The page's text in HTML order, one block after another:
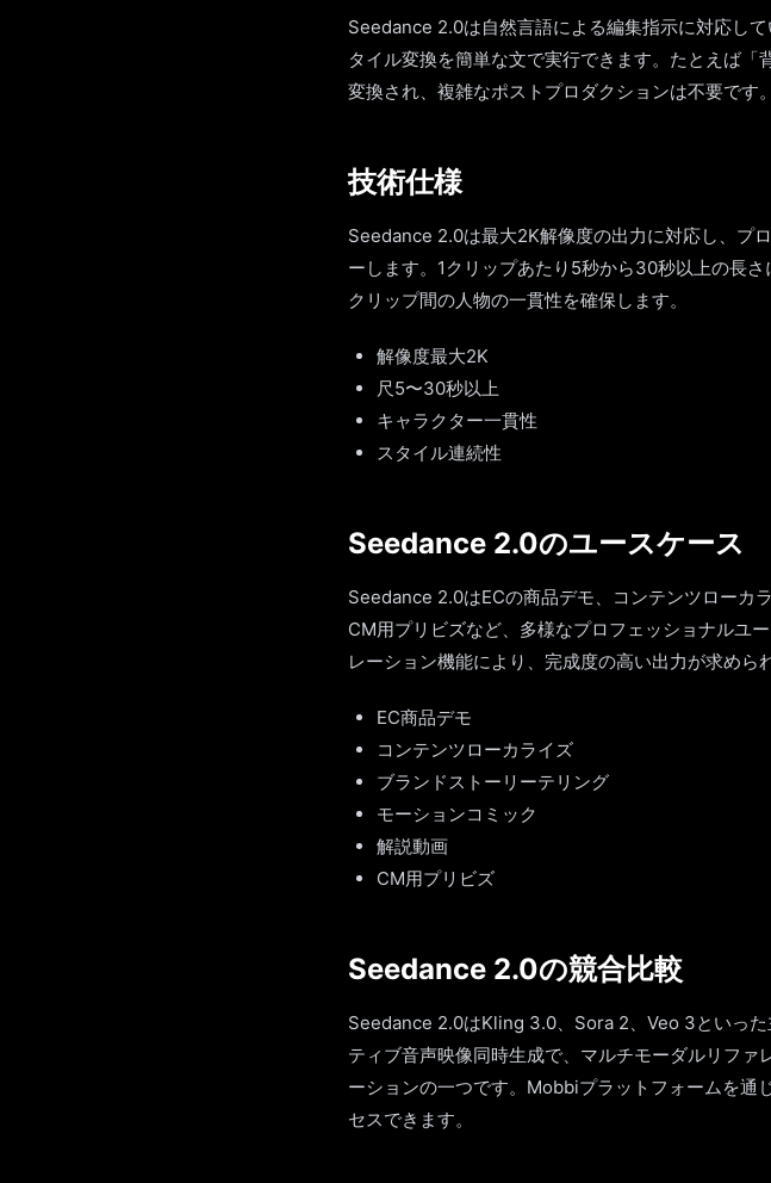
Seedance 2.0は自然言語による編集指示に対応し
タイル変換を簡単な文で実行できます。たとえば
変換され、複雑なポストプロダクションは不要です。
技術仕様
Seedance 2.0は最大2K解像度の出力に対応し、プ
ーします。1クリップあたり5秒から30秒以上の長
クリップ間の人物の一貫性を確保します。
解像度最大2K
尺5〜30秒以上
キャラクター一貫性
スタイル連続性
Seedance 2.0のユースケース
Seedance 2.0はECの商品デモ、コンテンツローカ
CM用プリビズなど、多様なプロフェッショナルユ
レーション機能により、完成度の高い出力が求めら
EC商品デモ
コンテンツローカライズ
ブランドストーリーテリング
モーションコミック
解説動画
CM用プリビズ
Seedance 2.0の競合比較
Seedance 2.0はKling 3.0、Sora 2、Veo 3といっ
ティブ音声映像同時生成で、マルチモーダルリフ
ーションの一つです。Mobbiプラットフォームを
セスできます。